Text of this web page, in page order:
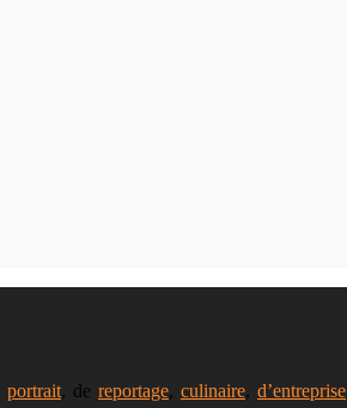
portrait, de reportage, culinaire, d’entreprise